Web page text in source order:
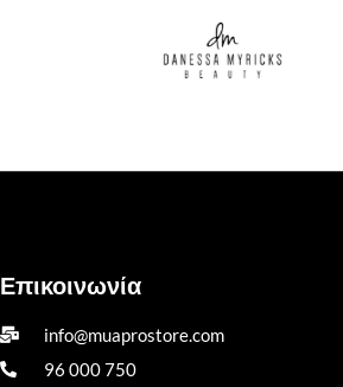
Επικοινωνία
info@muaprostore.com
96 000 750